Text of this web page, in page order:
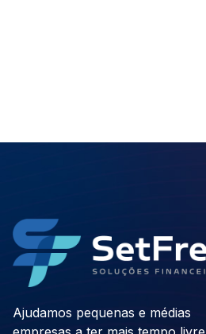
Ajudamos pequenas e médias